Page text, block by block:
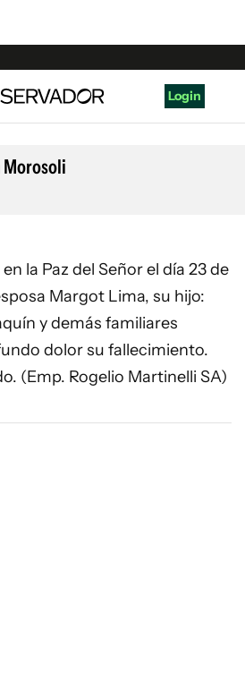
Login
Morosoli
la Paz del Señor el día 23 de
Margot Lima, su hijo:
y demás familiares
dolor su fallecimiento.
(Emp. Rogelio Martinelli SA)